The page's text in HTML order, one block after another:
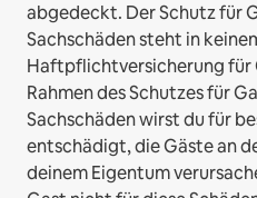
abgedeckt. Der Schutz für
Sachschäden steht in
Haftpflichtversicherung für
Rahmen des Schutzes für
Sachschäden wirst du für
entschädigt, die Gäste an
deinem Eigentum